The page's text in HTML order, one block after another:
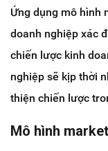
Ứng dụng mô hình
doanh nghiệp xác
chiến lược kinh
nghiệp sẽ kịp thời
thiện chiến lược
Mô hình